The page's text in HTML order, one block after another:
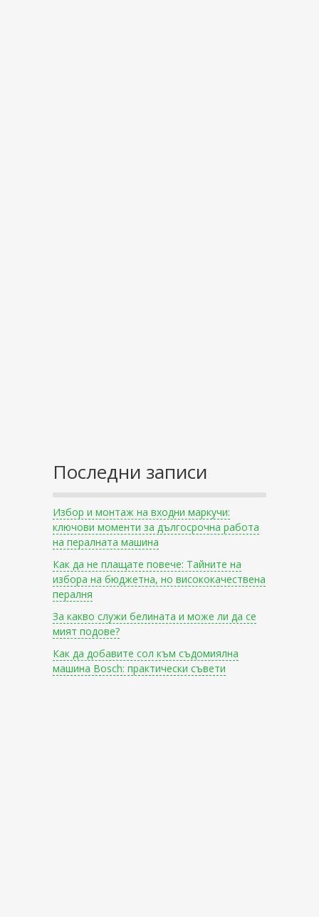
Последни записи
Избор и монтаж на входни маркучи:
ключови моменти за дългосрочна работа
на пералната машина
Как да не плащате повече: Тайните на
избора на бюджетна, но висококачествена
пералня
За какво служи белината и може ли да се
мият подове?
Как да добавите сол към съдомиялна
машина Bosch: практически съвети